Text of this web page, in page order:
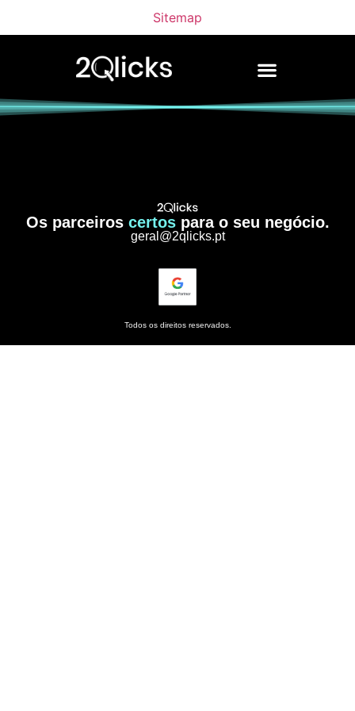
Sitemap
Os parceiros certospara o seu negócio.
geral@2qlicks.pt
Todos os direitos reservados.